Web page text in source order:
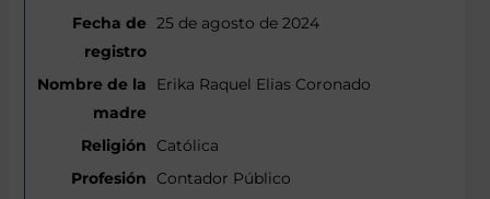
25 de agosto de 2024
Erika Raquel Elias Coronado
Católica
Contador Público